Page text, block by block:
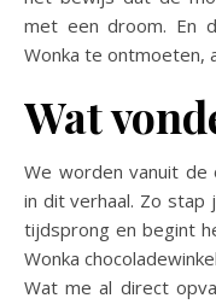
met een droom. En
Wonka te ontmoeten,
Wat
We worden vanuit de
in dit verhaal. Zo stap
tijdsprong en begint
Wonka
Wat me al direct